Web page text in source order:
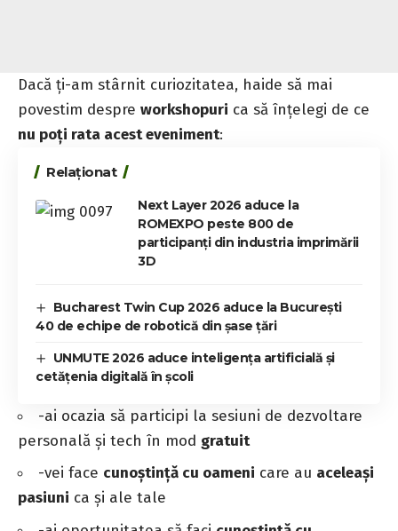
Dacă ți-am stârnit curiozitatea, haide să mai
povestim despre workshopuri ca să înțelegi de ce
nu poți rata acest eveniment:
Relaționat
Next Layer 2026 aduce la
ROMEXPO peste 800 de
participanți din industria imprimării
3D
Bucharest Twin Cup 2026 aduce la București
40 de echipe de robotică din șase țări
UNMUTE 2026 aduce inteligența artificială și
cetățenia digitală în școli
-ai ocazia să participi la sesiuni de dezvoltare
personală și tech în mod gratuit
-vei face cunoștință cu oameni care au aceleași
pasiuni ca și ale tale